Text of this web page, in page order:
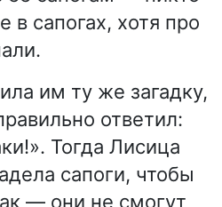
сапогах, хотя про
им ту же загадку,
ответил:
Тогда Лисица
сапоги, чтобы
— они не смогут